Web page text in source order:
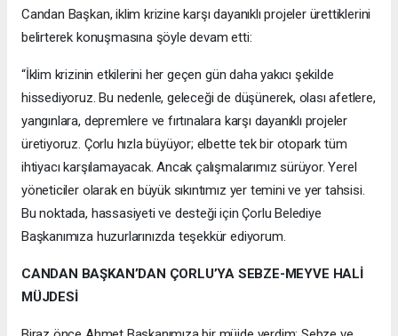
Candan Başkan, iklim krizine karşı dayanıklı projeler ürettiklerini
belirterek konuşmasına şöyle devam etti:
“İklim krizinin etkilerini her geçen gün daha yakıcı şekilde
hissediyoruz. Bu nedenle, geleceği de düşünerek, olası afetlere,
yangınlara, depremlere ve fırtınalara karşı dayanıklı projeler
üretiyoruz. Çorlu hızla büyüyor; elbette tek bir otopark tüm
ihtiyacı karşılamayacak. Ancak çalışmalarımız sürüyor. Yerel
yöneticiler olarak en büyük sıkıntımız yer temini ve yer tahsisi.
Bu noktada, hassasiyeti ve desteği için Çorlu Belediye
Başkanımıza huzurlarınızda teşekkür ediyorum.
CANDAN BAŞKAN’DAN ÇORLU’YA SEBZE-MEYVE HALİ
MÜJDESİ